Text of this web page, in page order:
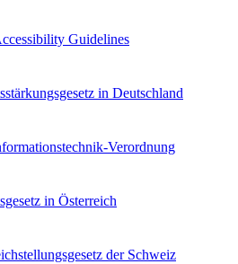
Guidelines
in Deutschland
Verordnung
in Österreich
der Schweiz